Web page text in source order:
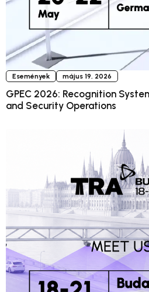
Események május 19, 2026
GPEC 2026: Recognition
and Security Operations